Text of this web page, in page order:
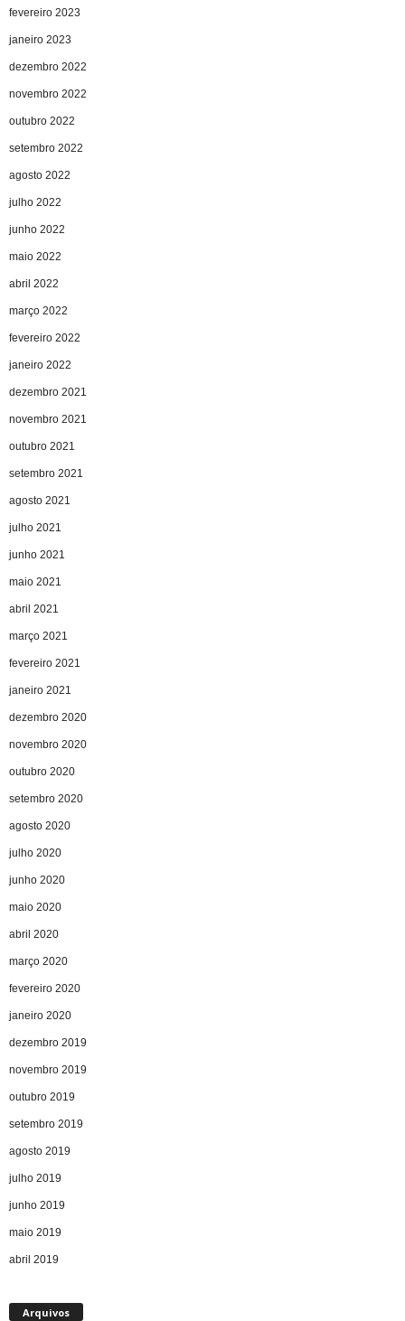
fevereiro 2023
janeiro 2023
dezembro 2022
novembro 2022
outubro 2022
setembro 2022
agosto 2022
julho 2022
junho 2022
maio 2022
abril 2022
março 2022
fevereiro 2022
janeiro 2022
dezembro 2021
novembro 2021
outubro 2021
setembro 2021
agosto 2021
julho 2021
junho 2021
maio 2021
abril 2021
março 2021
fevereiro 2021
janeiro 2021
dezembro 2020
novembro 2020
outubro 2020
setembro 2020
agosto 2020
julho 2020
junho 2020
maio 2020
abril 2020
março 2020
fevereiro 2020
janeiro 2020
dezembro 2019
novembro 2019
outubro 2019
setembro 2019
agosto 2019
julho 2019
junho 2019
maio 2019
abril 2019
Arquivos